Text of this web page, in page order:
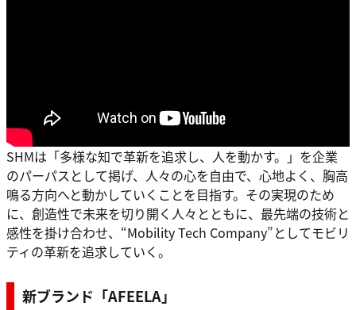
SHMは「多様な知で革新を追求し、人を動かす。」を企業
のパーパスとして掲げ、人々の心を自由で、心地よく、胸高
鳴る方向へと動かしていくことを目指す。その実現のため
に、創造性で未来を切り開く人々とともに、最先端の技術と
感性を掛け合わせ、“Mobility Tech Company”としてモビリ
ティの革新を追求していく。
新ブランド「AFEELA」